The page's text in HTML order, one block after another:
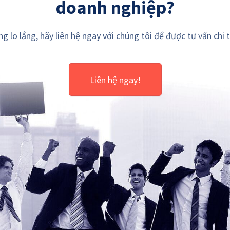
doanh nghiệp?
lo lắng, hãy liên hệ ngay với chúng tôi để được tư vấn chi
Liên hệ ngay!